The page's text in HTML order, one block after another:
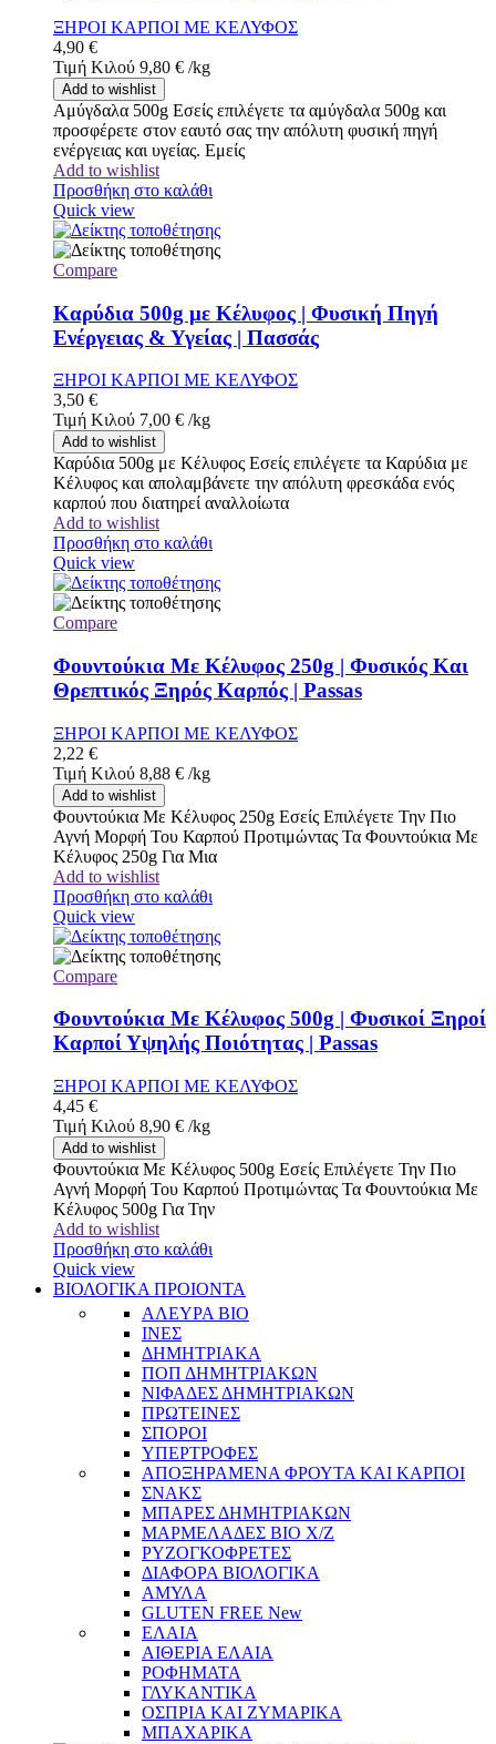
ΞΗΡΟΙ ΚΑΡΠΟΙ ΜΕ ΚΕΛΥΦΟΣ
4,90 €
Τιμή Κιλού 9,80 € /kg
Add to wishlist
Αμύγδαλα 500g Εσείς επιλέγετε τα αμύγδαλα 500g και
προσφέρετε στον εαυτό σας την απόλυτη φυσική πηγή
ενέργειας και υγείας. Εμείς
Add to wishlist
Προσθήκη στο καλάθι
Quick view
Compare
Καρύδια 500g με Κέλυφος | Φυσική Πηγή
Ενέργειας & Υγείας | Πασσάς
ΞΗΡΟΙ ΚΑΡΠΟΙ ΜΕ ΚΕΛΥΦΟΣ
3,50 €
Τιμή Κιλού 7,00 € /kg
Add to wishlist
Καρύδια 500g με Κέλυφος Εσείς επιλέγετε τα Καρύδια με
Κέλυφος και απολαμβάνετε την απόλυτη φρεσκάδα ενός
καρπού που διατηρεί αναλλοίωτα
Add to wishlist
Προσθήκη στο καλάθι
Quick view
Compare
Φουντούκια Με Κέλυφος 250g | Φυσικός Και
Θρεπτικός Ξηρός Καρπός | Passas
ΞΗΡΟΙ ΚΑΡΠΟΙ ΜΕ ΚΕΛΥΦΟΣ
2,22 €
Τιμή Κιλού 8,88 € /kg
Add to wishlist
Φουντούκια Με Κέλυφος 250g Εσείς Επιλέγετε Την Πιο
Αγνή Μορφή Του Καρπού Προτιμώντας Τα Φουντούκια Με
Κέλυφος 250g Για Μια
Add to wishlist
Προσθήκη στο καλάθι
Quick view
Compare
Φουντούκια Με Κέλυφος 500g | Φυσικοί Ξηροί
Καρποί Υψηλής Ποιότητας | Passas
ΞΗΡΟΙ ΚΑΡΠΟΙ ΜΕ ΚΕΛΥΦΟΣ
4,45 €
Τιμή Κιλού 8,90 € /kg
Add to wishlist
Φουντούκια Με Κέλυφος 500g Εσείς Επιλέγετε Την Πιο
Αγνή Μορφή Του Καρπού Προτιμώντας Τα Φουντούκια Με
Κέλυφος 500g Για Την
Add to wishlist
Προσθήκη στο καλάθι
Quick view
ΒΙΟΛΟΓΙΚΑ ΠΡΟΙΟΝΤΑ
ΑΛΕΥΡΑ BIO
ΙΝΕΣ
ΔΗΜΗΤΡΙΑΚΑ
ΠΟΠ ΔΗΜΗΤΡΙΑΚΩΝ
ΝΙΦΑΔΕΣ ΔΗΜΗΤΡΙΑΚΩΝ
ΠΡΩΤΕΙΝΕΣ
ΣΠΟΡΟΙ
ΥΠΕΡΤΡΟΦΕΣ
ΑΠΟΞΗΡΑΜΕΝΑ ΦΡΟΥΤΑ ΚΑΙ ΚΑΡΠΟΙ
ΣΝΑΚΣ
ΜΠΑΡΕΣ ΔΗΜΗΤΡΙΑΚΩΝ
ΜΑΡΜΕΛΑΔΕΣ BIO Χ/Ζ
ΡΥΖΟΓΚΟΦΡΕΤΕΣ
ΔΙΑΦΟΡΑ ΒΙΟΛΟΓΙΚΑ
ΑΜΥΛΑ
GLUTEN FREE New
ΕΛΑΙΑ
ΑΙΘΕΡΙΑ ΕΛΑΙΑ
ΡΟΦΗΜΑΤΑ
ΓΛΥΚΑΝΤΙΚΑ
ΟΣΠΡΙΑ ΚΑΙ ΖΥΜΑΡΙΚΑ
ΜΠΑΧΑΡΙΚΑ